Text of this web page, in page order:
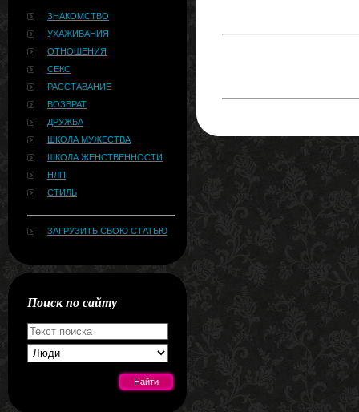
ЗНАКОМСТВО
УХАЖИВАНИЯ
ОТНОШЕНИЯ
СЕКС
РАССТАВАНИЕ
ВОЗВРАТ
ДРУЖБА
ШКОЛА МУЖЕСТВА
ШКОЛА ЖЕНСТВЕННОСТИ
НЛП
СТИЛЬ
ЗАГРУЗИТЬ СВОЮ СТАТЬЮ
Поиск по сайту